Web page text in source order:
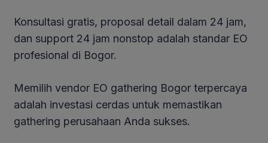
Konsultasi gratis, proposal detail dalam 24 jam,
dan support 24 jam nonstop adalah standar EO
profesional di Bogor.
Memilih vendor EO gathering Bogor terpercaya
adalah investasi cerdas untuk memastikan
gathering perusahaan Anda sukses.